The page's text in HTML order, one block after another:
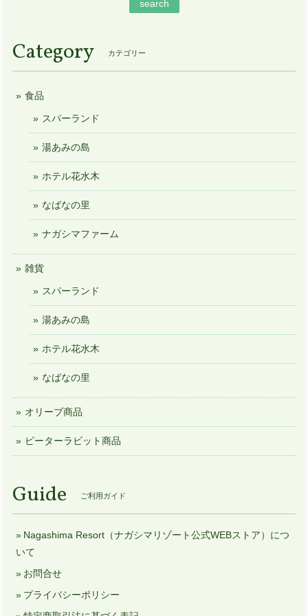
search
Category カテゴリー
食品
スパーランド
湯あみの島
ホテル花水木
なばなの里
ナガシマファーム
雑貨
スパーランド
湯あみの島
ホテル花水木
なばなの里
オリーブ商品
ピーターラビット商品
Guide ご利用ガイド
Nagashima Resort（ナガシマリゾート公式WEBストア）につ
いて
お問合せ
プライバシーポリシー